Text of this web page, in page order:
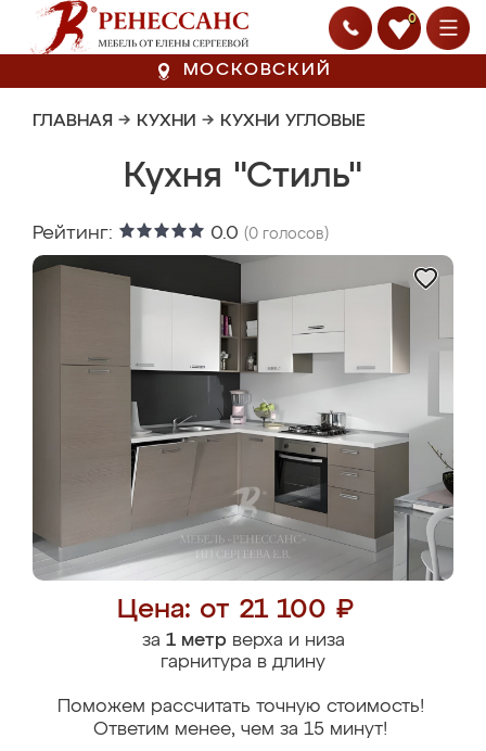
0
МОСКОВСКИЙ
ГЛАВНАЯ → КУХНИ → КУХНИ УГЛОВЫЕ
Кухня "Стиль"
Рейтинг: 0.0 (0 голосов)
Цена: от 21 100 ₽
за 1 метрверха и низа
гарнитура в длину
Поможем рассчитать точную стоимость!
Ответим менее, чем за 15 минут!